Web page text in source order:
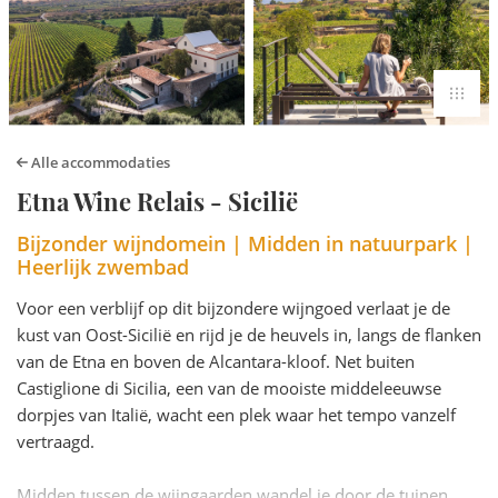
Alle accommodaties
Etna Wine Relais - Sicilië
Bijzonder wijndomein | Midden in natuurpark |
Heerlijk zwembad
Voor een verblijf op dit bijzondere wijngoed verlaat je de
kust van Oost-Sicilië en rijd je de heuvels in, langs de flanken
van de Etna en boven de Alcantara-kloof. Net buiten
Castiglione di Sicilia, een van de mooiste middeleeuwse
dorpjes van Italië, wacht een plek waar het tempo vanzelf
vertraagd.